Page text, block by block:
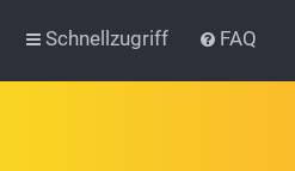
Schnellzugriff FAQ